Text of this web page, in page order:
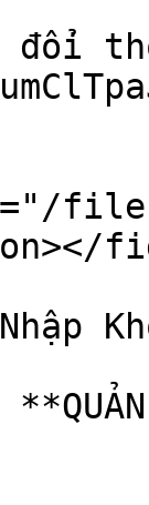
đổi
files/